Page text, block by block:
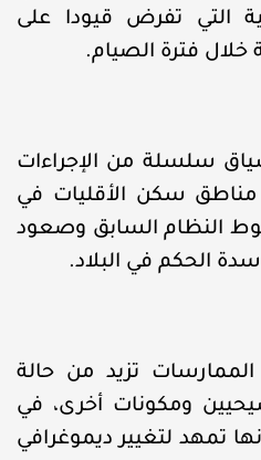
التي تفرض قيودا على
خلال فترة الصيام.
سلسلة من الإجراءات
سكن الأقليات في
النظام السابق وصعود
الحكم في البلاد.
تزيد من حالة
ومكونات أخرى، في
لتغيير ديموغرافي